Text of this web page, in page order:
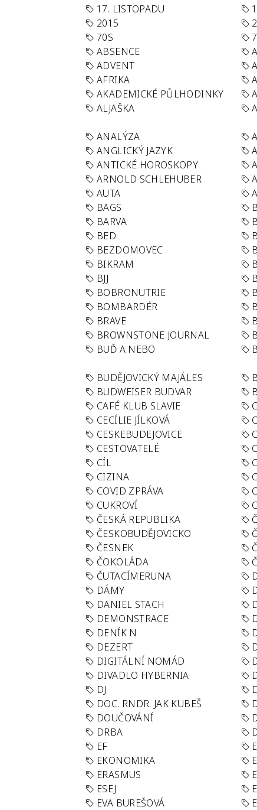
17. LISTOPADU
2015
70S
ABSENCE
ADVENT
AFRIKA
AKADEMICKÉ PŮLHODINKY
ALJAŠKA
ANALÝZA
ANGLICKÝ JAZYK
ANTICKÉ HOROSKOPY
ARNOLD SCHLEHUBER
AUTA
BAGS
BARVA
BED
BEZDOMOVEC
BIKRAM
BJJ
BOBRONUTRIE
BOMBARDÉR
BRAVE
BROWNSTONE JOURNAL
BUĎ A NEBO
BUDĚJOVICKÝ MAJÁLES
BUDWEISER BUDVAR
CAFÉ KLUB SLAVIE
CECÍLIE JÍLKOVÁ
CESKEBUDEJOVICE
CESTOVATELÉ
CÍL
CIZINA
COVID ZPRÁVA
CUKROVÍ
ČESKÁ REPUBLIKA
ČESKOBUDĚJOVICKO
ČESNEK
ČOKOLÁDA
ČUTACÍMERUNA
DÁMY
DANIEL STACH
DEMONSTRACE
DENÍK N
DEZERT
DIGITÁLNÍ NOMÁD
DIVADLO HYBERNIA
DJ
DOC. RNDR. JAK KUBEŠ
DOUČOVÁNÍ
DRBA
EF
EKONOMIKA
ERASMUS
ESEJ
EVA BUREŠOVÁ